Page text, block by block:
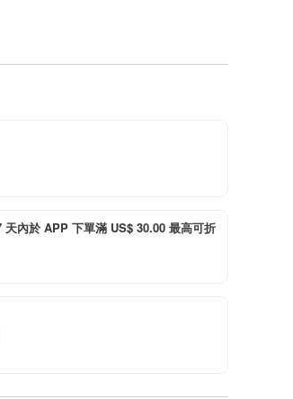
內於 APP 下單滿 US$ 30.00 最高可折